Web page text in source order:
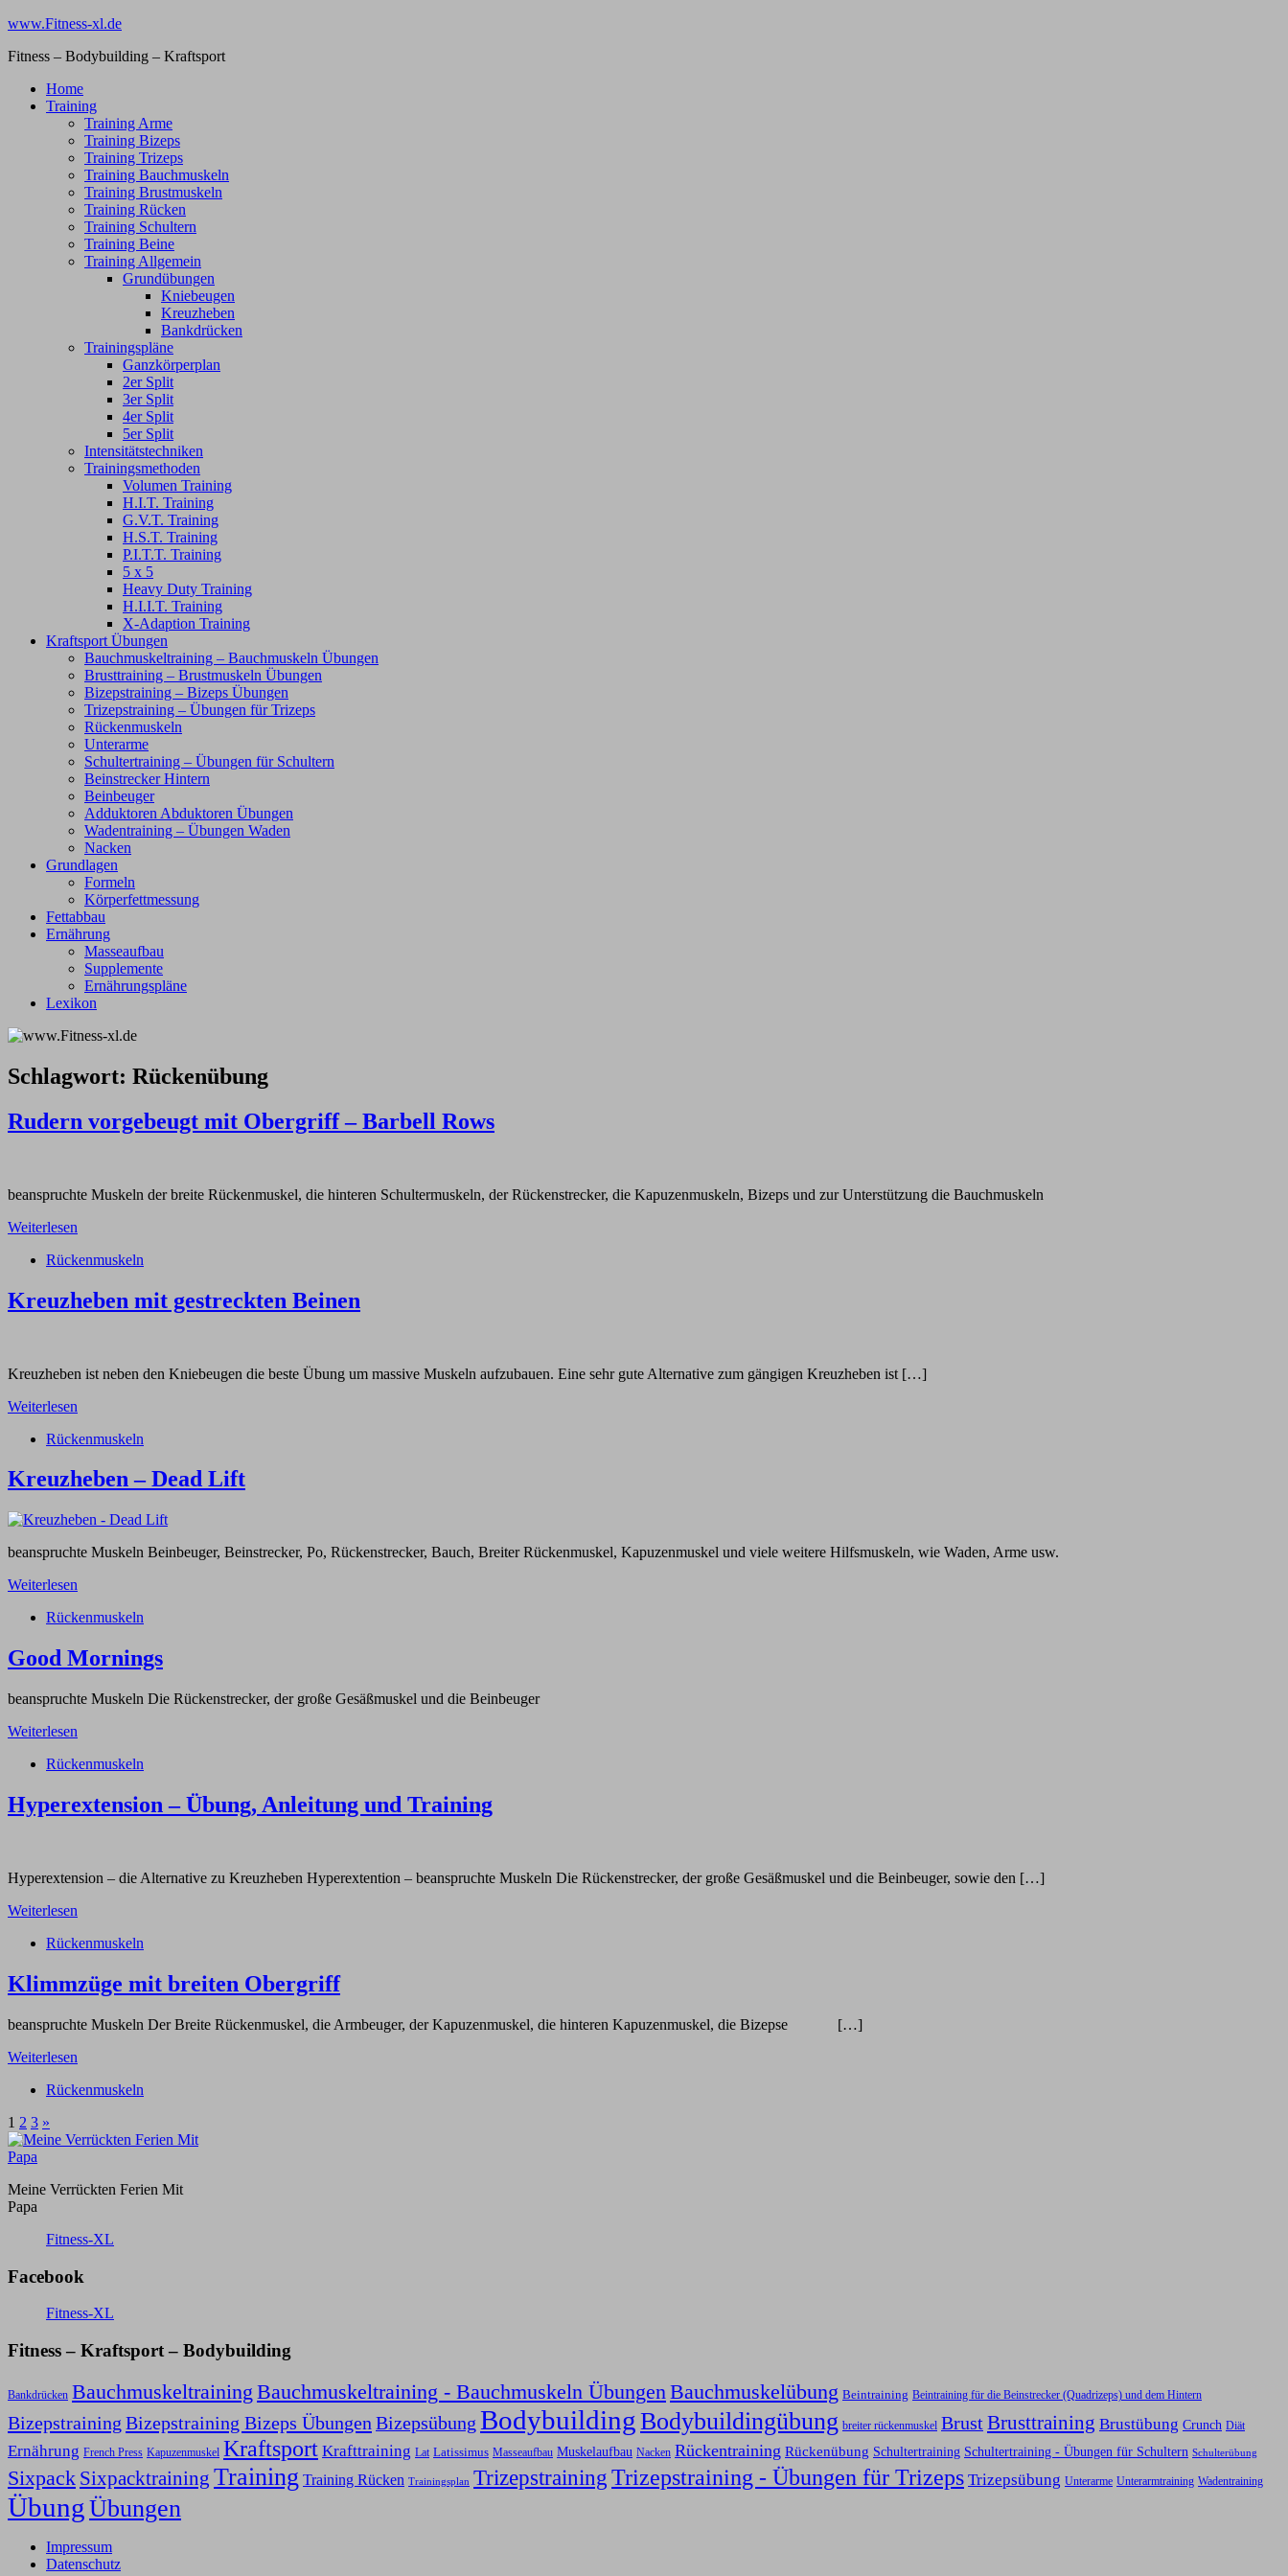
Zum
springen
www.Fitness-xl.de
Fitness – Bodybuilding – Kraftsport
Home
Training
Training Arme
Training Bizeps
Training Trizeps
Training Bauchmuskeln
Training Brustmuskeln
Training Rücken
Training Schultern
Training Beine
Training Allgemein
Grundübungen
Kniebeugen
Kreuzheben
Bankdrücken
Trainingspläne
Ganzkörperplan
2er Split
3er Split
4er Split
5er Split
Intensitätstechniken
Trainingsmethoden
Volumen Training
H.I.T. Training
G.V.T. Training
H.S.T. Training
P.I.T.T. Training
5 x 5
Heavy Duty Training
H.I.I.T. Training
X-Adaption Training
Kraftsport Übungen
Bauchmuskeltraining – Bauchmuskeln Übungen
Brusttraining – Brustmuskeln Übungen
Bizepstraining – Bizeps Übungen
Trizepstraining – Übungen für Trizeps
Rückenmuskeln
Unterarme
Schultertraining – Übungen für Schultern
Beinstrecker Hintern
Beinbeuger
Adduktoren Abduktoren Übungen
Wadentraining – Übungen Waden
Nacken
Grundlagen
Formeln
Körperfettmessung
Fettabbau
Ernährung
Masseaufbau
Supplemente
Ernährungspläne
Lexikon
Schlagwort: Rückenübung
Rudern vorgebeugt mit Obergriff – Barbell Rows
beanspruchte Muskeln der breite Rückenmuskel, die hinteren Schultermuskeln, der Rückenstrecker, die Kapuzenmuskeln, Bizeps und zur Unterstützung die Bauchmuskeln
Weiterlesen
Rückenmuskeln
Kreuzheben mit gestreckten Beinen
Kreuzheben ist neben den Kniebeugen die beste Übung um massive Muskeln aufzubauen. Eine sehr gute Alternative zum gängigen Kreuzheben ist […]
Weiterlesen
Rückenmuskeln
Kreuzheben – Dead Lift
beanspruchte Muskeln Beinbeuger, Beinstrecker, Po, Rückenstrecker, Bauch, Breiter Rückenmuskel, Kapuzenmuskel und viele weitere Hilfsmuskeln, wie Waden, Arme usw.
Weiterlesen
Rückenmuskeln
Good Mornings
beanspruchte Muskeln Die Rückenstrecker, der große Gesäßmuskel und die Beinbeuger
Weiterlesen
Rückenmuskeln
Hyperextension – Übung, Anleitung und Training
Hyperextension – die Alternative zu Kreuzheben Hyperextention – beanspruchte Muskeln Die Rückenstrecker, der große Gesäßmuskel und die Beinbeuger, sowie den […]
Weiterlesen
Rückenmuskeln
Klimmzüge mit breiten Obergriff
beanspruchte Muskeln Der Breite Rückenmuskel, die Armbeuger, der Kapuzenmuskel, die hinteren Kapuzenmuskel, die Bizepse […]
Weiterlesen
Rückenmuskeln
1 2 3 »
Meine Verrückten Ferien Mit
Papa
Fitness-XL
Facebook
Fitness-XL
Fitness – Kraftsport – Bodybuilding
Bankdrücken Bauchmuskeltraining Bauchmuskeltraining - Bauchmuskeln Übungen Bauchmuskelübung Beintraining Beintraining für die Beinstrecker (Quadrizeps) und dem Hintern
Bizepstraining Bizepstraining Bizeps Übungen Bizepsübung BodybuildingBodybuildingübung breiter rückenmuskel Brust Brusttraining Brustübung Crunch Diät
Ernährung French Press Kapuzenmuskel Kraftsport Krafttraining Lat Latissimus Masseaufbau Muskelaufbau Nacken Rückentraining Rückenübung Schultertraining Schultertraining - Übungen für Schultern Schulterübung
Sixpack Sixpacktraining Training Training Rücken Trainingsplan TrizepstrainingTrizepstraining - Übungen für Trizeps Trizepsübung Unterarme Unterarmtraining Wadentraining
ÜbungÜbungen
Impressum
Datenschutz